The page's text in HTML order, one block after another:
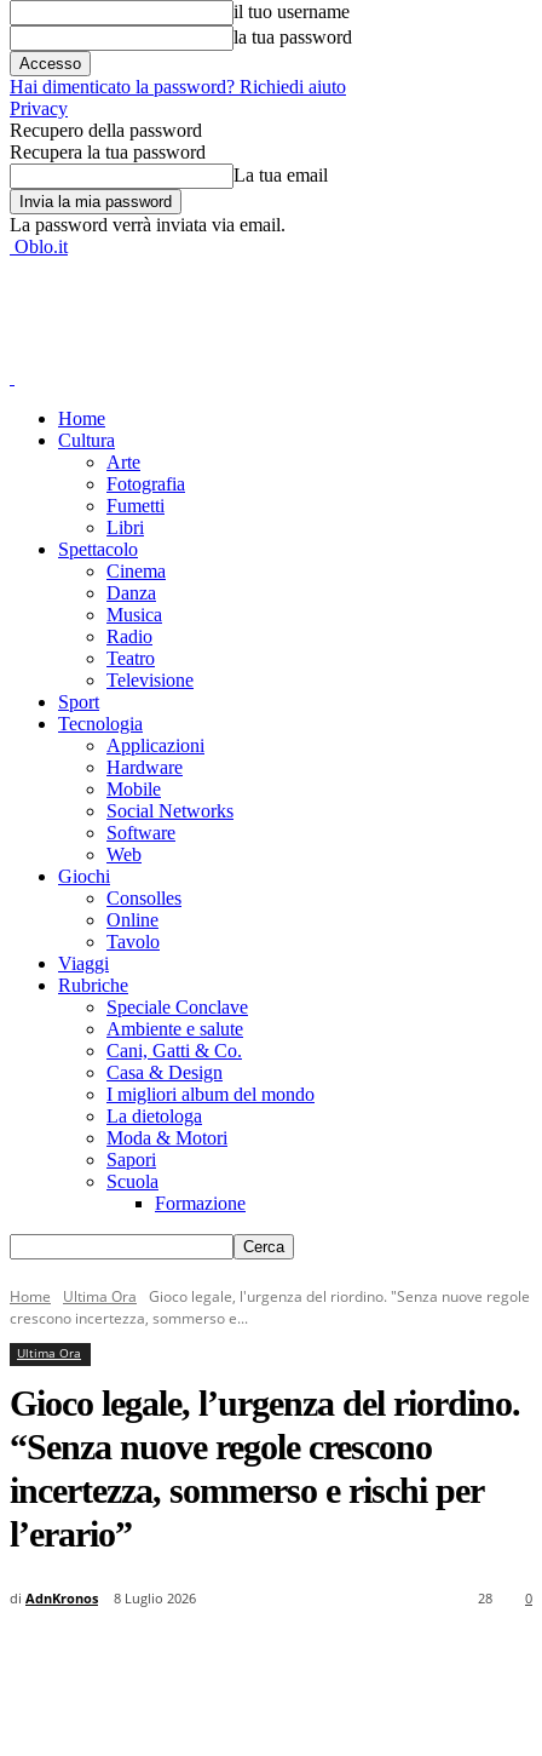
il tuo username
la tua password
Hai dimenticato la password? Richiedi aiuto
Privacy
Recupero della password
Recupera la tua password
La tua email
La password verrà inviata via email.
Oblo.it
Home
Cultura
Arte
Fotografia
Fumetti
Libri
Spettacolo
Cinema
Danza
Musica
Radio
Teatro
Televisione
Sport
Tecnologia
Applicazioni
Hardware
Mobile
Social Networks
Software
Web
Giochi
Consolles
Online
Tavolo
Viaggi
Rubriche
Speciale Conclave
Ambiente e salute
Cani, Gatti & Co.
Casa & Design
I migliori album del mondo
La dietologa
Moda & Motori
Sapori
Scuola
Formazione
Home Ultima Ora
Gioco legale, l'urgenza del riordino. "Senza nuove regole
crescono incertezza, sommerso e...
Ultima Ora
Gioco legale, l’urgenza del riordino.
“Senza nuove regole crescono
incertezza, sommerso e rischi per
l’erario”
di AdnKronos 8 Luglio 2026 0
28